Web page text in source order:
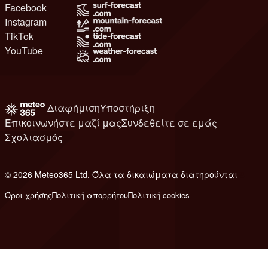
Facebook
Instagram
TikTok
YouTube
ΔιαφήμισηΥποστήριξη
Επικοινωνήστε μαζί μαςΣυνδεθείτε σε εμάς
Σχολιασμός
© 2026 Meteo365 Ltd. Όλα τα δικαιώματα διατηρούνται
Όροι χρήσηςΠολιτική απορρήτουΠολιτική cookies